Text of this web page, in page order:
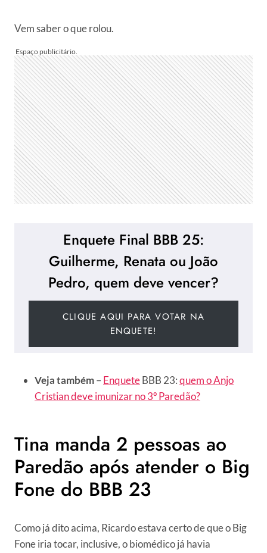
Vem saber o que rolou.
Enquete Final BBB 25:
Guilherme, Renata ou João
Pedro, quem deve vencer?
CLIQUE AQUI PARA VOTAR NA
ENQUETE!
Veja também– EnqueteBBB 23:quem o Anjo
Cristian deve imunizar no 3º Paredão?
Tina manda 2 pessoas ao
Paredão após atender o Big
Fone do BBB 23
Como já dito acima, Ricardo estava certo de que o Big
Fone iria tocar, inclusive, o biomédico já havia